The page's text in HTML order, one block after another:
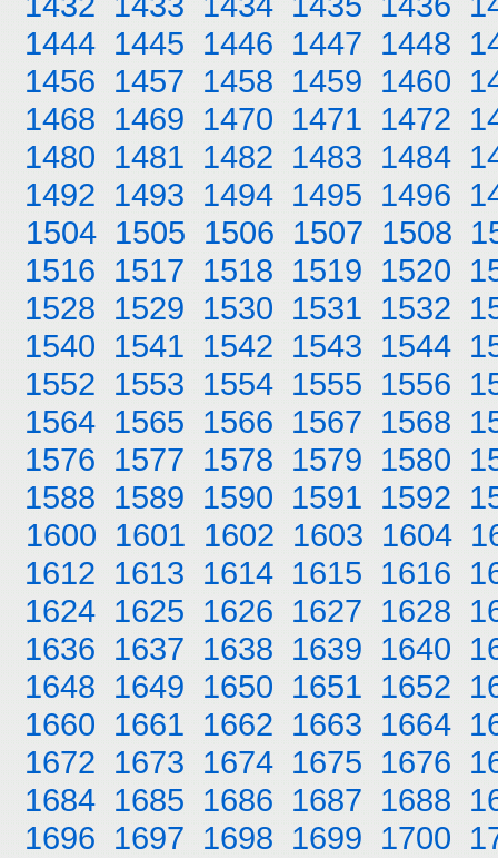
1444 1445 1446 1447 1448
1456 1457 1458 1459 1460
1468 1469 1470 1471 1472
1480 1481 1482 1483 1484
1492 1493 1494 1495 1496
1504 1505 1506 1507 1508
1516 1517 1518 1519 1520
1528 1529 1530 1531 1532
1540 1541 1542 1543 1544
1552 1553 1554 1555 1556
1564 1565 1566 1567 1568
1576 1577 1578 1579 1580
1588 1589 1590 1591 1592
1600 1601 1602 1603 1604
1612 1613 1614 1615 1616
1624 1625 1626 1627 1628
1636 1637 1638 1639 1640
1648 1649 1650 1651 1652
1660 1661 1662 1663 1664
1672 1673 1674 1675 1676
1684 1685 1686 1687 1688
1696 1697 1698 1699 1700